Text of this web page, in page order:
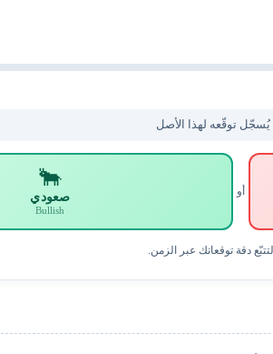
توقّعه لهذا الأصل
أو 🐂
صعودي
Bullish
لتتبّع دقة توقعاتك عبر الزمن.